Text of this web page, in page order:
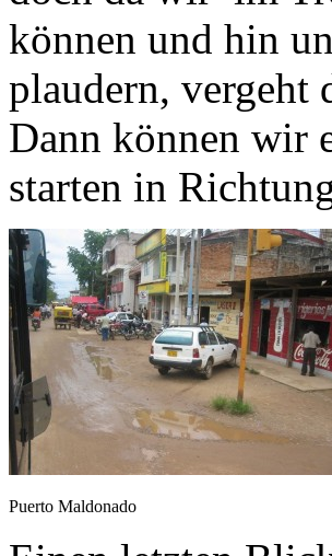
können und hin
plaudern, vergeht
Dann können wir
starten in
Puerto Maldonado